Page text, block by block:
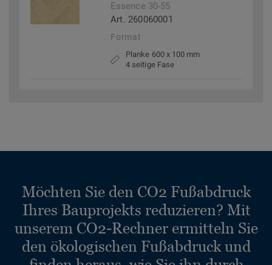
Essence 30-55
Art. 260060001
Format
Planke 600 x 100 mm
4 seitige Fase
Möchten Sie den CO2 Fußabdruck
Ihres Bauprojekts reduzieren? Mit
unserem CO2-Rechner ermitteln Sie
den ökologischen Fußabdruck und